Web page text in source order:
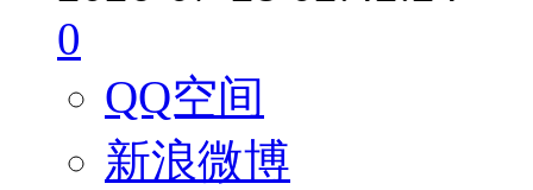
0
QQ空间
新浪微博